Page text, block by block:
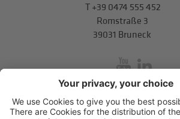
T +39 0474 555 452
Romstraße 3
39031 Bruneck
inService
Mitterweg 5, Bozner Boden,I-39100